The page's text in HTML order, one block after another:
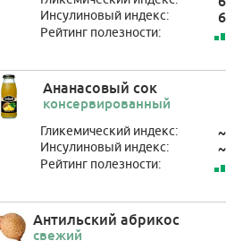
Инсулиновый индекс:
Рейтинг полезности:
Ананасовый сок
консервированный
Гликемический индекс: ~
Инсулиновый индекс: ~
Рейтинг полезности:
Антильский абрикос
свежий